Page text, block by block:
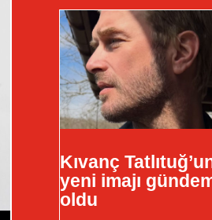
Kıvanç
yeni imajı
oldu